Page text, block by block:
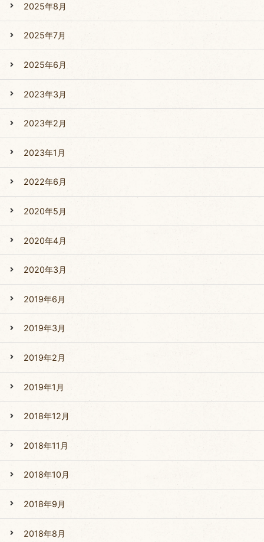
2025年8月
2025年7月
2025年6月
2023年3月
2023年2月
2023年1月
2022年6月
2020年5月
2020年4月
2020年3月
2019年6月
2019年3月
2019年2月
2019年1月
2018年12月
2018年11月
2018年10月
2018年9月
2018年8月